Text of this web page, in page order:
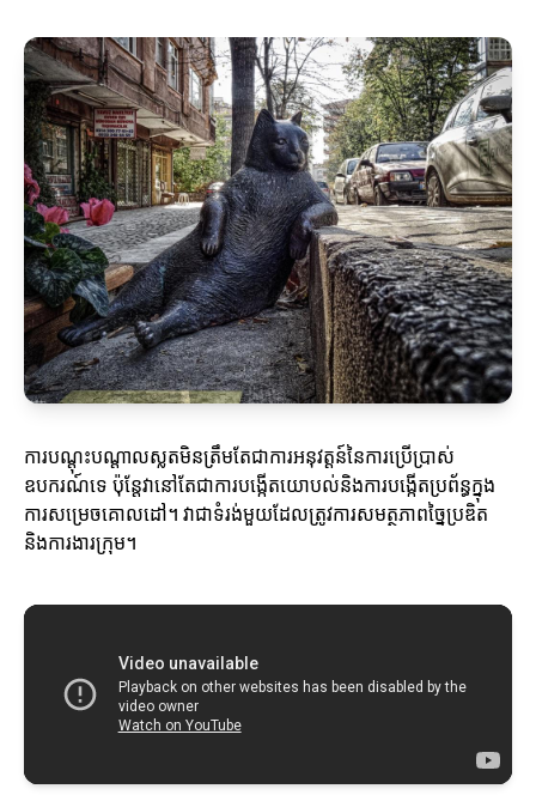
ការបណ្តុះបណ្តាលស្លតមិនត្រឹមតែជាការអនុវត្តន៍នៃការប្រើប្រាស់
ឧបករណ៍ទេ ប៉ុន្តែវានៅតែជាការបង្កើតយោបល់និងការបង្កើតប្រព័ន្ធក្នុង
ការសម្រេចគោលដៅ។ វាជាទំរង់មួយដែលត្រូវការសមត្ថភាពច្នៃប្រឌិត
និងការងារក្រុម។